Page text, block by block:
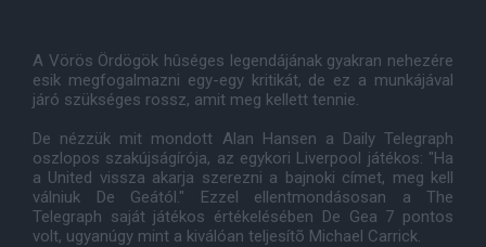
A Vörös Ördögök hûséges legendájának gyakran nehezére
esik megfogalmazni egy-egy kritikát, de ez a munkájával
járó szükséges rossz, amit meg kellett tennie.
De nézzük mit mondott Alan Hansen a Daily Telegraph
oszlopos szakújságírója, az egykori Liverpool játékos: "Ha
a United vissza akarja szerezni a bajnoki címet, meg kell
válniuk De Geától." Ezzel ellentmondásosan a The
Telegraph saját játékos értékelésében De Gea 7 pontos
volt, ugyanúgy mint a kiválóan teljesítõ Michael Carrick.